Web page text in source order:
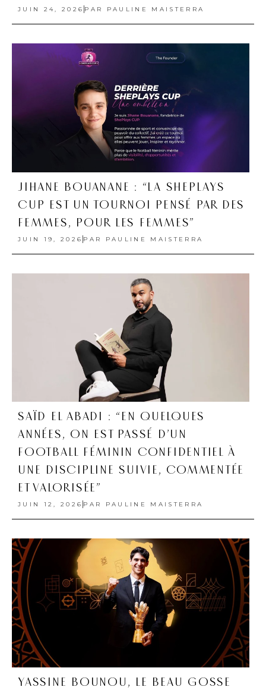
JUIN 24, 2026 PAR PAULINE MAISTERRA
JIHANE BOUANANE : “LA SHEPLAYS
CUP EST UN TOURNOI PENSÉ PAR DES
FEMMES, POUR LES FEMMES”
JUIN 19, 2026 PAR PAULINE MAISTERRA
SAÏD EL ABADI : “EN QUELQUES
ANNÉES, ON EST PASSÉ D’UN
FOOTBALL FÉMININ CONFIDENTIEL À
UNE DISCIPLINE SUIVIE, COMMENTÉE
ET VALORISÉE”
JUIN 12, 2026 PAR PAULINE MAISTERRA
YASSINE BOUNOU, LE BEAU GOSSE